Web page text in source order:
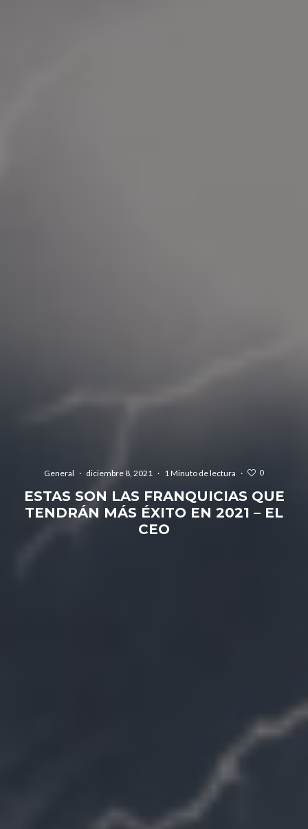
General · diciembre 8, 2021 · 1 Minuto de lectura · 0
ESTAS SON LAS FRANQUICIAS QUE
TENDRÁN MÁS ÉXITO EN 2021 – EL
CEO